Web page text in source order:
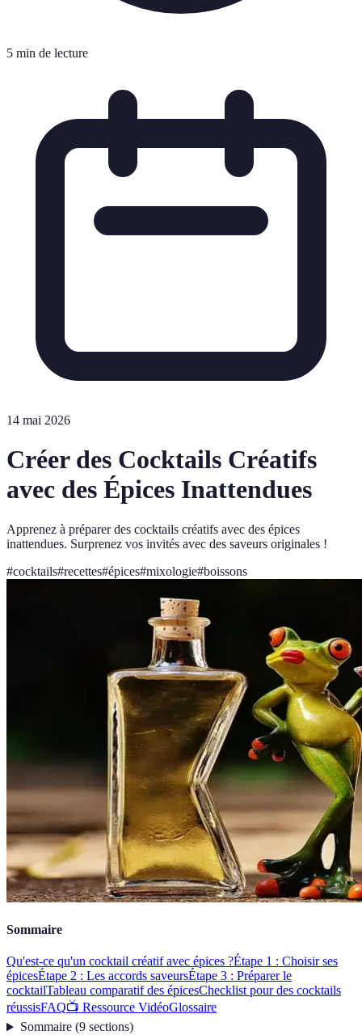
5 min de lecture
14 mai 2026
Créer des Cocktails Créatifs
avec des Épices Inattendues
Apprenez à préparer des cocktails créatifs avec des épices
inattendues. Surprenez vos invités avec des saveurs originales !
#cocktails#recettes#épices#mixologie#boissons
Sommaire
Qu'est-ce qu'un cocktail créatif avec épices ?Étape 1 : Choisir ses
épicesÉtape 2 : Les accords saveursÉtape 3 : Préparer le
cocktailTableau comparatif des épicesChecklist pour des cocktails
réussisFAQ📺 Ressource VidéoGlossaire
Sommaire(9 sections)